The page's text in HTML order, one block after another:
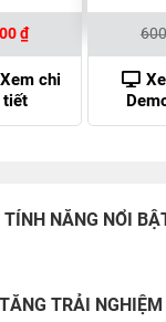
₫.
₫Giá
hiện
tại
là:
80,000 ₫.
Xem chi
tiết
TÍNH NĂNG NỔI
TRẢI